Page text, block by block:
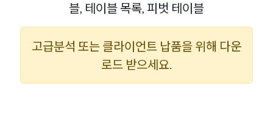
블, 테이블 목록, 피벗 테이블
고급분석 또는 클라이언트 납품을 위해 다운
로드 받으세요.